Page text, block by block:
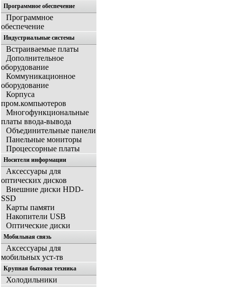
Программное обеспечение
Программное
обеспечение
Индустриальные системы
Встраиваемые платы
Дополнительное
оборудование
Коммуникационное
оборудование
Корпуса
пром.компьютеров
Многофункциональные
платы ввода-вывода
Объединительные панели
Панельные мониторы
Процессорные платы
Носители информации
Аксессуары для
оптических дисков
Внешние диски HDD-
SSD
Карты памяти
Накопители USB
Оптические диски
Мобильная связь
Аксессуары для
мобильных уст-тв
Крупная бытовая техника
Холодильники